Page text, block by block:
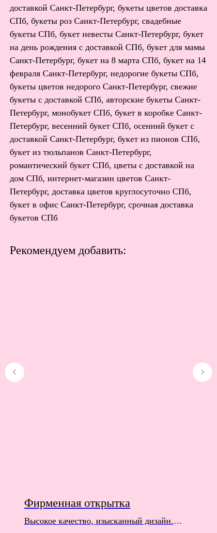
доставкой Санкт-Петербург, букеты цветов доставка
СПб, букеты роз Санкт-Петербург, свадебные
букеты СПб, букет невесты Санкт-Петербург, букет
на день рождения с доставкой СПб, букет для мамы
Санкт-Петербург, букет на 8 марта СПб, букет на 14
февраля Санкт-Петербург, недорогие букеты СПб,
букеты цветов недорого Санкт-Петербург, свежие
букеты с доставкой СПб, авторские букеты Санкт-
Петербург, монобукет СПб, букет в коробке Санкт-
Петербург, весенний букет СПб, осенний букет с
доставкой Санкт-Петербург, букет из пионов СПб,
букет из тюльпанов Санкт-Петербург,
романтический букет СПб, цветы с доставкой на
дом СПб, интернет-магазин цветов Санкт-
Петербург, доставка цветов круглосуточно СПб,
букет в офис Санкт-Петербург, срочная доставка
букетов СПб
Рекомендуем добавить:
Фирменная открытка
Высокое качество, изысканный дизайн.